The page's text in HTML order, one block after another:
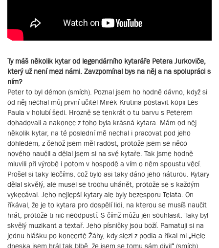
Ty máš několik kytar od legendárního kytaráře Petera Jurkoviče,
který už není mezi námi. Zavzpomínal bys na něj a na spolupráci s
ním?
Peter to byl démon (smích). Poznal jsem ho hodně dávno, když si
od něj nechal můj první učitel Mirek Krutina postavit kopii Les
Paula v holubí šedi. Hrozně se tenkrát o tu barvu s Peterem
dohadovali a nakonec z toho byla krásná kytara. Mám od něj
několik kytar, na té poslední mě nechal i pracovat pod jeho
dohledem, z čehož jsem měl radost, protože jsem se něco
nového naučil a dělal jsem si na své kytaře. Tak jsme hodně
mluvili při výrobě i potom v hospodě a vím o něm spoustu věcí.
Prošel si taky lecčíms, což bylo asi taky dáno jeho náturou. Kytary
dělal skvělý, ale musel se trochu uhánět, protože se s každým
vykecával. Jeho nejlepší kytary ale byly bezesporu Telata. On
říkával, že je to kytara pro dospělí lidi, na kterou se musíš naučit
hrát, protože ti nic neodpustí. S čímž můžu jen souhlasit. Taky byl
skvělý muzikant a textař. Jeho písničky jsou boží. Pamatuji si na
jednu hlášku po koncertě Žáhy, kdy slezl z podia a říkal mi „Hele
dneska jsem hrál tak blbě, že jsem se tomu sám divil“ (smích).